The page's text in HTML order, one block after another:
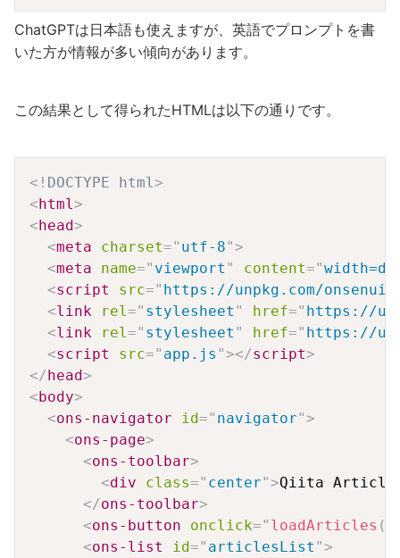
ChatGPTは日本語も使えますが、英語でプロンプトを書
いた方が情報が多い傾向があります。
この結果として得られたHTMLは以下の通りです。
<! DOCTYPE html >
<html >
<head>
<meta charset=" utf-8">
<meta name=" viewport " content="
<script src=" https://unpkg.com/
<link rel =" stylesheet " href=" https://
<link rel =" stylesheet " href=" https://
<script src=" app.js "></script>
</head>
<body>
<ons-navigator id=" navigator">
<ons-page>
<ons-toolbar>
<div class=" center">Qiita
</ons-toolbar>
<ons-button onclick=" loadArticles (
<ons-list id=" articlesList ">